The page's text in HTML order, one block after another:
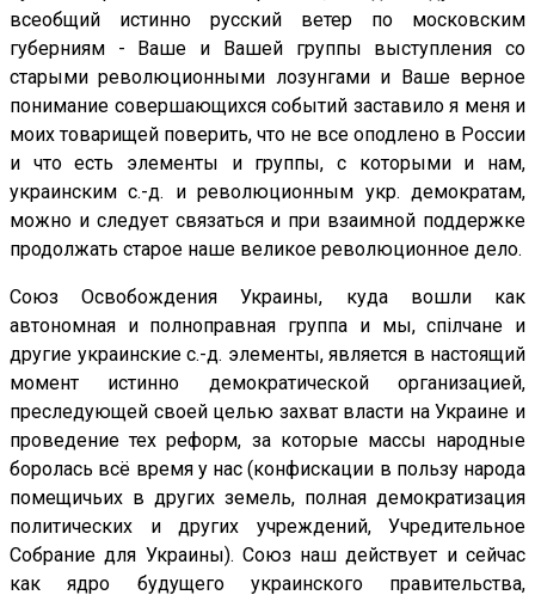
всеобщий истинно русский ветер по московским
губерниям - Ваше и Вашей группы выступления со
старыми революционными лозунгами и Ваше верное
понимание совершающихся событий заставило я меня и
моих товарищей поверить, что не все оподлено в России
и что есть элементы и группы, с которыми и нам,
украинским с.-д. и революционным укр. демократам,
можно и следует связаться и при взаимной поддержке
продолжать старое наше великое революционное дело.
Союз Освобождения Украины, куда вошли как
автономная и полноправная группа и мы, спілчане и
другие украинские с.-д. элементы, является в настоящий
момент истинно демократической организацией,
преследующей своей целью захват власти на Украине и
проведение тех реформ, за которые массы народные
боролась всё время у нас (конфискации в пользу народа
помещичьих в других земель, полная демократизация
политических и других учреждений, Учредительное
Собрание для Украины). Союз наш действует и сейчас
как ядро будущего украинского правительства,